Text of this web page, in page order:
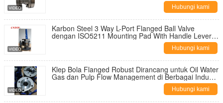
Hubungi kami
Karbon Steel 3 Way L-Port Flanged Ball Valve
dengan ISO5211 Mounting Pad With Handle Lever
Hubungi kami
Klep Bola Flanged Robust Dirancang untuk Oil Water
Gas dan Pulp Flow Management di Berbagai Industri
Hubungi kami